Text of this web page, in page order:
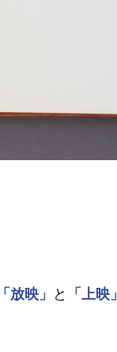
「放映」 と 「上映」